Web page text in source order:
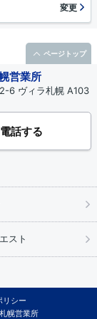
変更
営業所
6 ヴィラ札幌 A103
電話する
スト
リシー
幌営業所
ページトップ